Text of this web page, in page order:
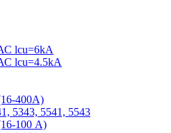
lcu=6kA
lcu=4.5kA
400А)
5343, 5541, 5543
100 А)